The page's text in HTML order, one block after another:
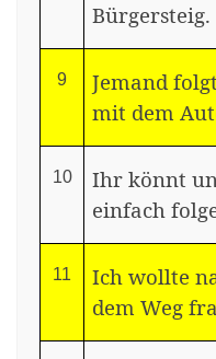
Bürgersteig.
9
Jemand
mit dem
10
Ihr könnt
einfach
11
Ich wollte
dem Weg